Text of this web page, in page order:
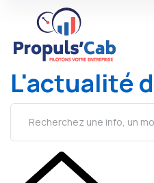
L'actualité